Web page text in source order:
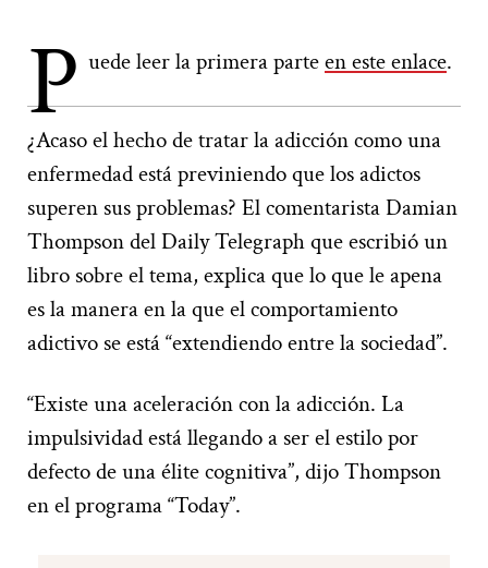
Puede leer la primera parteen este enlace.
¿Acaso el hecho de tratar la adicción como una
enfermedad está previniendo que los adictos
superen sus problemas? El comentarista Damian
Thompson del Daily Telegraph que escribió un
libro sobre el tema, explica que lo que le apena
es la manera en la que el comportamiento
adictivo se está “extendiendo entre la sociedad”.
“Existe una aceleración con la adicción. La
impulsividad está llegando a ser el estilo por
defecto de una élite cognitiva”, dijo Thompson
en el programa “Today”.